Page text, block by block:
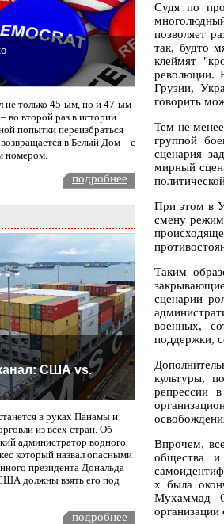
не только 45-ым, но и 47-ым
второй раз в истории
попытки переизбраться
в Белый Дом – с
номером.
подробнее
США vs.
в руках Панамы и
из всех стран. Об
администратор водного
который назвал опасными
президента Дональда
должны взять его под
подробнее
Судя по
позволяет
так, будто
клеймят
революции.
Грузии,
говорить
Тем не
группой
сценария
мирный
При этом в
смену
Таким
сценарии
военных,
поддержки,
культуры,
репрессии
Впрочем,
общества и
х была
Мухаммад